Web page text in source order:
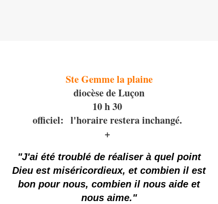
Ste Gemme la plaine
diocèse de Luçon
10 h 30
officiel: l'horaire restera inchangé.
+
"J'ai été troublé de réaliser à quel point
Dieu est miséricordieux, et combien il est
bon pour nous, combien il nous aide et
nous aime."